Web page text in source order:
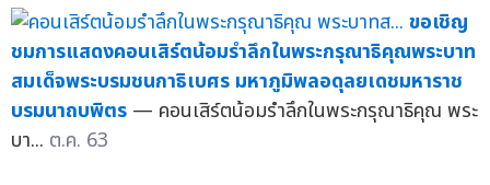
ขอเชิญ
ชมการแสดงคอนเสิร์ตน้อมรำลึกในพระกรุณาธิคุณพระบาท
สมเด็จพระบรมชนกาธิเบศร มหาภูมิพลอดุลยเดชมหาราช
บรมนาถบพิตร — คอนเสิร์ตน้อมรำลึกในพระกรุณาธิคุณ พระ
บา... ต.ค. 63